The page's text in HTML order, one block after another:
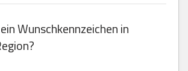
Wunschkennzeichen in